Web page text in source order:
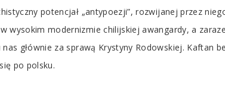
potencjał „antypoezji”, rozwijanej przez
wysokim modernizmie chilijskiej awangardy, a
głównie za sprawą Krystyny Rodowskiej. Kaftan
po polsku.